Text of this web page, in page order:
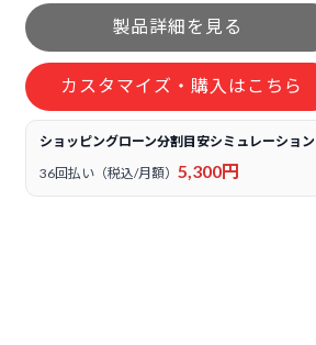
カスタマイズ・購入はこちら
ショッピングローン分割目安シミュレーション
36回払い（税込/月額） 5,300円